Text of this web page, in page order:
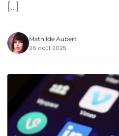
[…]
Mathilde Aubert
26 août 2025